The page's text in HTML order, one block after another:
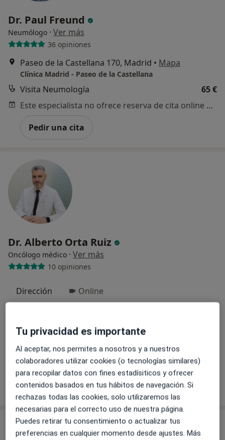
Dr. Paul Freund
Neumólogo · Ver más
36 opiniones
Paseo de la Castellana 170, Madrid • Mapa
Clínica Madrid - Paseo de la Castellana
Visita Neumología
65 €
Este especialista no ofrece reserva de cita online en esta dirección.
Pedir una cita
Dr. Alberto Orta Ruiz
Oncólogo médico · Ver más
10 opiniones
Dirección Online
NEXUS ONCOLOGY (Madrid)
Primera visita Oncología Médica
Pedir una cita
Tu privacidad es importante
Al aceptar, nos permites a nosotros y a nuestros
colaboradores utilizar cookies (o tecnologías similares)
para recopilar datos con fines estadísiticos y ofrecer
contenidos basados en tus hábitos de navegación. Si
rechazas todas las cookies, solo utilizaremos las
necesarias para el correcto uso de nuestra página.
Puedes retirar tu consentimiento o actualizar tus
preferencias en cualquier momento desde ajustes. Más